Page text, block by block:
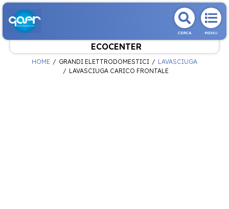
CERCA MENU
ECOCENTER
HOME GRANDI ELETTRODOMESTICI
LAVASCIUGA
LAVASCIUGA CARICO FRONTALE